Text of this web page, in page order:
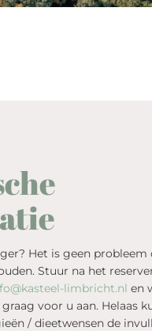
Het is geen probleem
Stuur na het
limbricht.nl en
voor u aan. Helaas
/ dieetwensen de